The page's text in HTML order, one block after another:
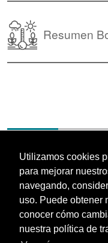
Utilizamos cookies
para mejorar
navegando,
uso. Puede obtener
conocer cómo
nuestra política de
Resumen
Personales|